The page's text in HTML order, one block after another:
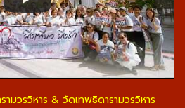
มวรวิหาร & วัดเทพธิดารามวรวิหาร